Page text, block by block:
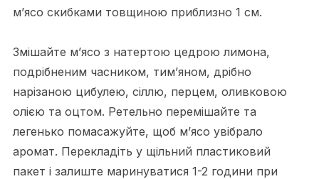
м’ясо скибками товщиною приблизно 1 см.
Змішайте м’ясо з натертою цедрою лимона,
подрібненим часником, тим’яном, дрібно
нарізаною цибулею, сіллю, перцем, оливковою
олією та оцтом. Ретельно перемішайте та
легенько помасажуйте, щоб м’ясо увібрало
аромат. Перекладіть у щільний пластиковий
пакет і залиште маринуватися 1-2 години при